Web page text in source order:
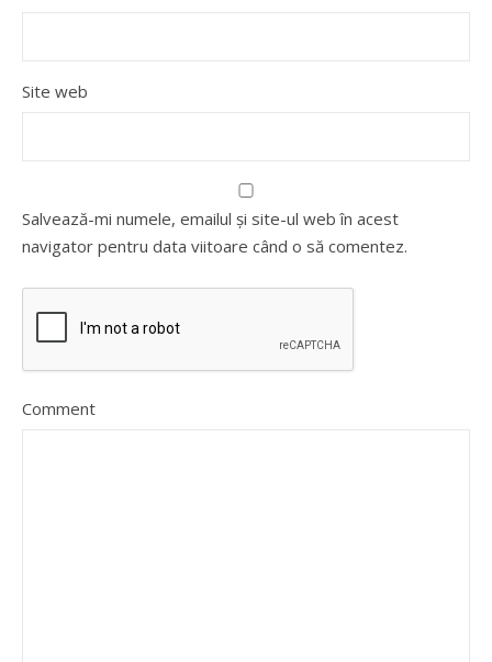
Site web
Salvează-mi numele, emailul și site-ul web în acest
navigator pentru data viitoare când o să comentez.
Comment